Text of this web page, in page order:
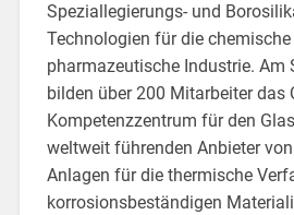
Speziallegierungs- und
Technologien für die chemische
pharmazeutische Industrie. Am
bilden über 200 Mitarbeiter das
Kompetenzzentrum für den
weltweit führenden Anbieter
Anlagen für die thermische
korrosionsbeständigen